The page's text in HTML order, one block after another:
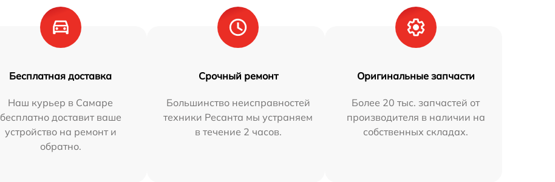
Бесплатная доставка
Наш курьер в Самаре
бесплатно доставит ваше
устройство на ремонт и
обратно.
Срочный ремонт
Большинство неисправностей
техники Ресанта мы устраняем
в течение 2 часов.
Оригинальные запчасти
Более 20 тыс. запчастей от
производителя в наличии на
собственных складах.